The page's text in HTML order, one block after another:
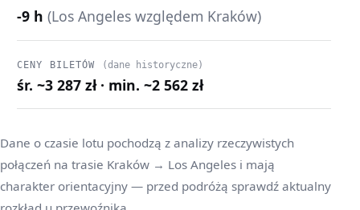
-9 h (Los Angeles względem Kraków)
CENY BILETÓW (dane historyczne)
śr. ~3 287 zł · min. ~2 562 zł
Dane o czasie lotu pochodzą z analizy rzeczywistych
połączeń na trasie Kraków → Los Angeles i mają
charakter orientacyjny — przed podróżą sprawdź aktualny